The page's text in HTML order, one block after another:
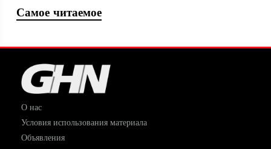
Самое читаемое
О нас
Условия использования материала
Объявления